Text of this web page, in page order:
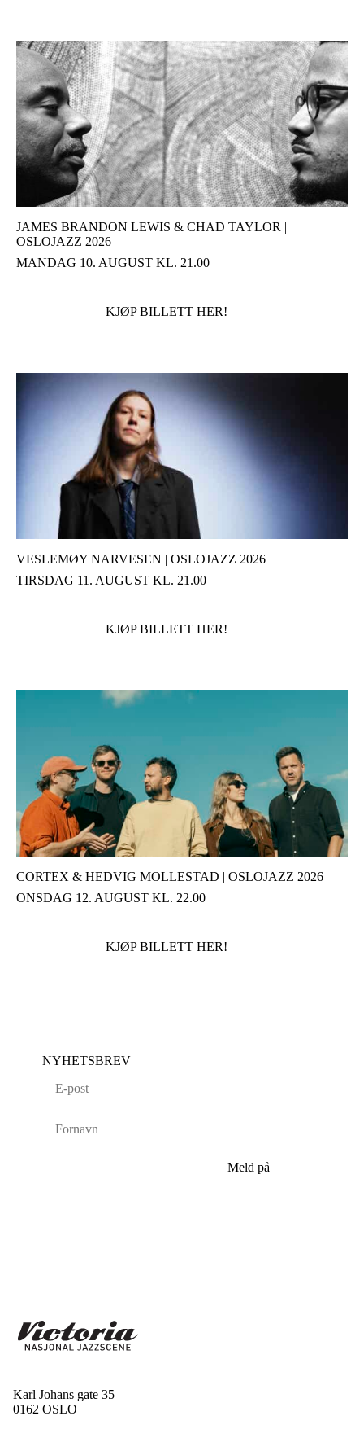
JAMES BRANDON LEWIS & CHAD TAYLOR |
OSLOJAZZ 2026
MANDAG 10. AUGUST KL. 21.00
KJØP BILLETT HER!
VESLEMØY NARVESEN | OSLOJAZZ 2026
TIRSDAG 11. AUGUST KL. 21.00
KJØP BILLETT HER!
CORTEX & HEDVIG MOLLESTAD | OSLOJAZZ 2026
ONSDAG 12. AUGUST KL. 22.00
KJØP BILLETT HER!
NYHETSBREV
Meld på
Karl Johans gate 35
0162 OSLO